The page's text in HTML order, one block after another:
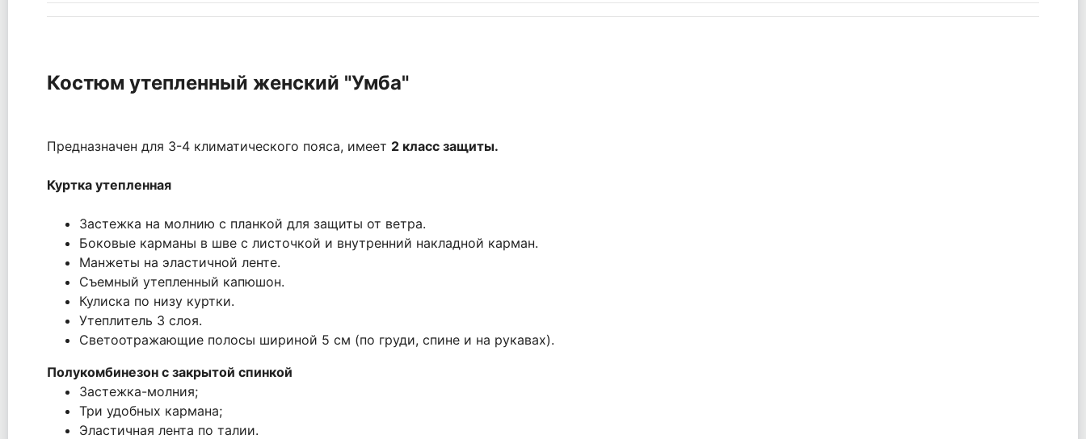
Костюм утепленный женский "Умба"
Предназначен для 3-4 климатического пояса, имеет 2 класс защиты.
Куртка утепленная
Застежка на молнию с планкой для защиты от ветра.
Боковые карманы в шве с листочкой и внутренний накладной карман.
Манжеты на эластичной ленте.
Съемный утепленный капюшон.
Кулиска по низу куртки.
Утеплитель 3 слоя.
Светоотражающие полосы шириной 5 см (по груди, спине и на рукавах).
Полукомбинезон с закрытой спинкой
Застежка-молния;
Три удобных кармана;
Эластичная лента по талии.